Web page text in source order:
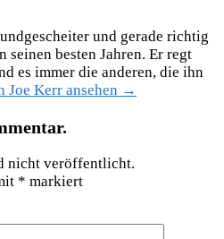
und gerade richtig
seinen besten Jahren. Er regt
es immer die anderen, die ihn
Joe Kerr ansehen →
nicht veröffentlicht.
* markiert